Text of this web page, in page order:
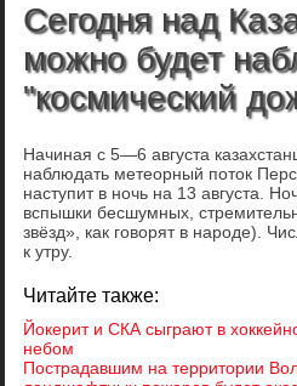
Сегодня над
можно будет
"космический
Начиная с 5—6 августа
наблюдать метеорный поток
наступит в ночь на 13 августа.
вспышки бесшумных,
звёзд», как говорят в народе).
к утру.
Читайте также:
Йокерит и СКА сыграют в
небом
Пострадавшим на территории